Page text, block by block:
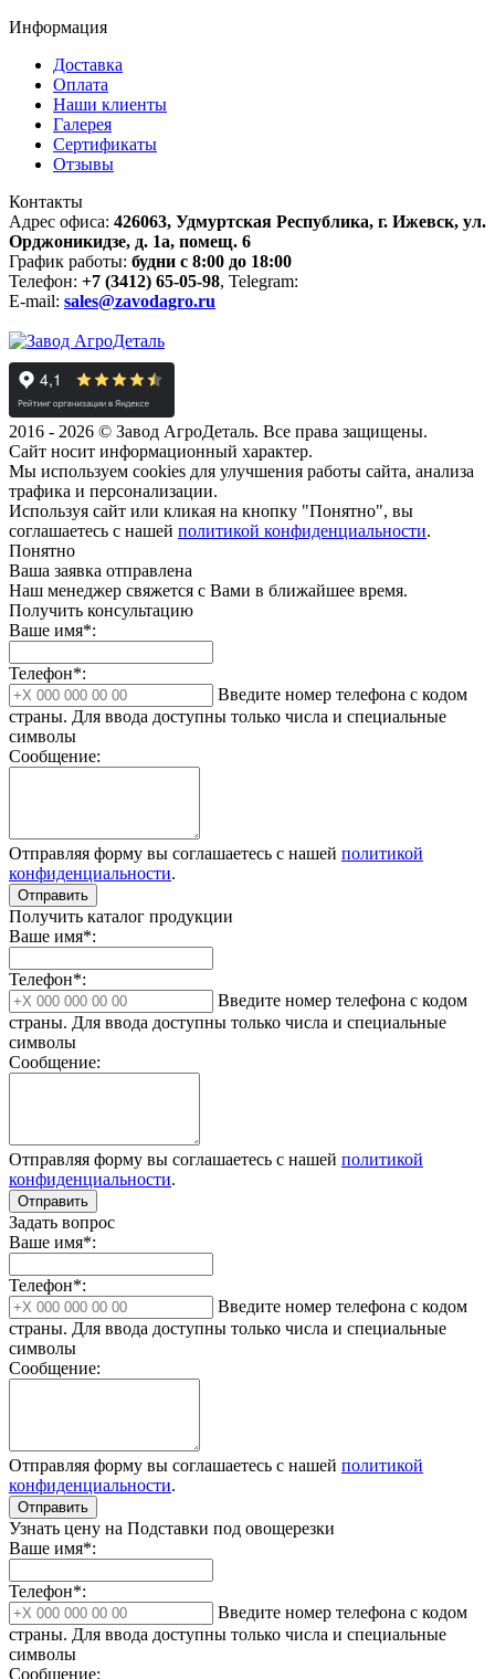
Информация
Доставка
Оплата
Наши клиенты
Галерея
Сертификаты
Отзывы
Контакты
Адрес офиса: 426063, Удмуртская Республика, г. Ижевск, ул.
Орджоникидзе, д. 1а, помещ. 6
График работы: будни с 8:00 до 18:00
Телефон: +7 (3412) 65-05-98, Telegram:
E-mail: sales@zavodagro.ru
2016 - 2026 © Завод АгроДеталь. Все права защищены.
Сайт носит информационный характер.
Мы используем cookies для улучшения работы сайта, анализа
трафика и персонализации.
Используя сайт или кликая на кнопку "Понятно", вы
соглашаетесь с нашей политикой конфиденциальности.
Понятно
Ваша заявка отправлена
Наш менеджер свяжется с Вами в ближайшее время.
Получить консультацию
Ваше имя*:
Телефон*:
Введите номер телефона с кодом
страны. Для ввода доступны только числа и специальные
символы
Сообщение:
Отправляя форму вы соглашаетесь с нашей политикой
конфиденциальности.
Отправить
Получить каталог продукции
Ваше имя*:
Телефон*:
Введите номер телефона с кодом
страны. Для ввода доступны только числа и специальные
символы
Сообщение:
Отправляя форму вы соглашаетесь с нашей политикой
конфиденциальности.
Отправить
Задать вопрос
Ваше имя*:
Телефон*:
Введите номер телефона с кодом
страны. Для ввода доступны только числа и специальные
символы
Сообщение:
Отправляя форму вы соглашаетесь с нашей политикой
конфиденциальности.
Отправить
Узнать цену на Подставки под овощерезки
Ваше имя*:
Телефон*:
Введите номер телефона с кодом
страны. Для ввода доступны только числа и специальные
символы
Сообщение: